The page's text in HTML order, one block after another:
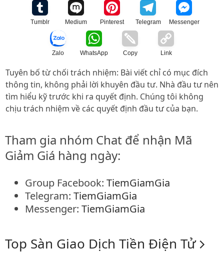
Tumblr Medium Pinterest Telegram Messenger
Zalo WhatsApp Copy Link
Tuyên bố từ chối trách nhiệm: Bài viết chỉ có mục đích
thông tin, không phải lời khuyên đầu tư. Nhà đầu tư nên
tìm hiểu kỹ trước khi ra quyết định. Chúng tôi không
chịu trách nhiệm về các quyết định đầu tư của bạn.
Tham gia nhóm Chat để nhận Mã
Giảm Giá hàng ngày:
Group Facebook: TiemGiamGia
Telegram: TiemGiamGia
Messenger: TiemGiamGia
Top Sàn Giao Dịch Tiền Điện Tử